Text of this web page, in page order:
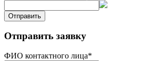
Отправить
Отправить заявку
ФИО контактного лица*